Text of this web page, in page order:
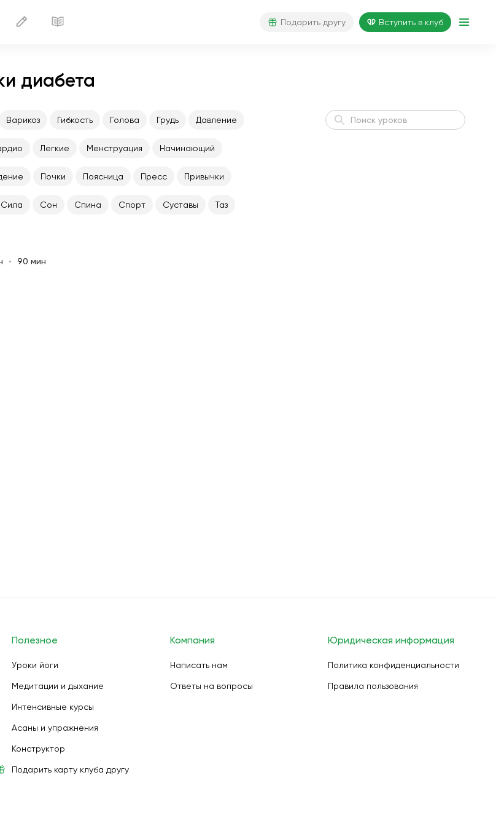
Подарить другу Вступить в клуб
диабета
Варикоз Гибкость Голова Грудь Давление
Легкие Менструация Начинающий
Почки Поясница Пресс Привычки
Сила Сон Спина Спорт Суставы Таз
90 мин
Полезное
Уроки йоги
Медитации и дыхание
Интенсивные курсы
Асаны и упражнения
Конструктор
Подарить карту клуба другу
Компания
Написать нам
Ответы на вопросы
Юридическая информация
Политика конфиденциальности
Правила пользования